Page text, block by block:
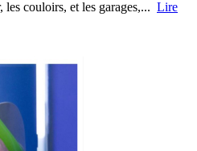
couloirs, et les garages,... Lire